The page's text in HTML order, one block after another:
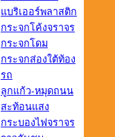
แบริเออร์พลาสติก
กระจกโค้งจราจร
กระจกโดม
กระจกส่องใต้ท้อง
รถ
ลูกแก้ว-หมุดถนน
สะท้อนแสง
กระบองไฟจราจร